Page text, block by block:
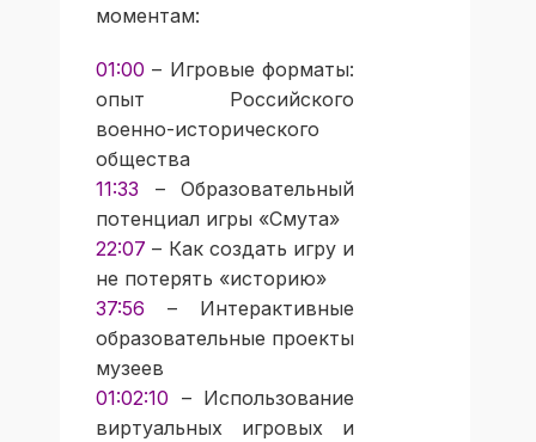
моментам:
01:00 – Игровые форматы:
опыт Российского
военно-исторического
общества
11:33 – Образовательный
потенциал игры «Смута»
22:07 – Как создать игру и
не потерять «историю»
37:56
– Интерактивные
образовательные проекты
музеев
01:02:10 – Использование
виртуальных игровых и